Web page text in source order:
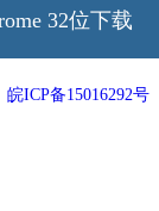
32位下载
皖ICP备15016292号